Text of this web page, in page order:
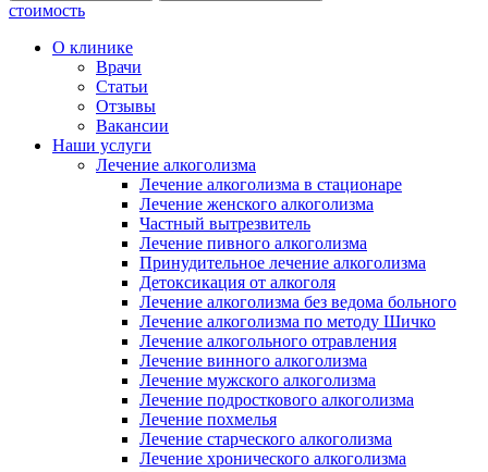
стоимость
О клинике
Врачи
Статьи
Отзывы
Вакансии
Наши услуги
Лечение алкоголизма
Лечение алкоголизма в стационаре
Лечение женского алкоголизма
Частный вытрезвитель
Лечение пивного алкоголизма
Принудительное лечение алкоголизма
Детоксикация от алкоголя
Лечение алкоголизма без ведома больного
Лечение алкоголизма по методу Шичко
Лечение алкогольного отравления
Лечение винного алкоголизма
Лечение мужского алкоголизма
Лечение подросткового алкоголизма
Лечение похмелья
Лечение старческого алкоголизма
Лечение хронического алкоголизма